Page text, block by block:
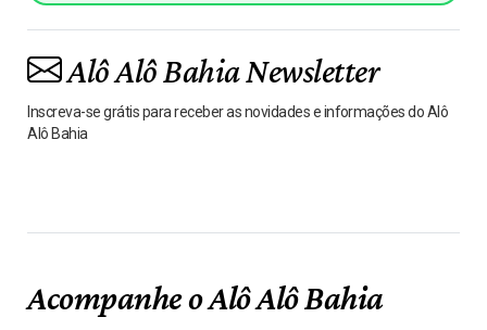
Alô Alô Bahia Newsletter
Inscreva-se grátis para receber as novidades e informações do Alô
Alô Bahia
Acompanhe o Alô Alô Bahia